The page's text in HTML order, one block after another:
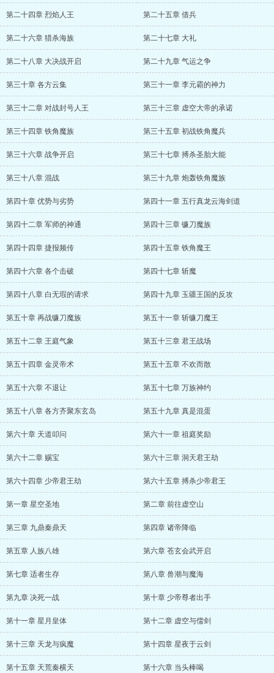
第二十四章 烈焰人王 第二十五章 借兵
第二十六章 猎杀海族 第二十七章 大礼
第二十八章 大决战开启 第二十九章 气运之争
第三十章 各方云集 第三十一章 李元霸的神力
第三十二章 对战封号人王 第三十三章 虚空大帝的承诺
第三十四章 铁角魔族 第三十五章 初战铁角魔兵
第三十六章 战争开启 第三十七章 搏杀圣胎大能
第三十八章 混战 第三十九章 炮轰铁角魔族
第四十章 优势与劣势 第四十一章 五行真龙云海剑道
第四十二章 军师的神通 第四十三章 镰刀魔族
第四十四章 捷报频传 第四十五章 铁角魔王
第四十六章 各个击破 第四十七章 斩魔
第四十八章 白无瑕的请求 第四十九章 玉疆王国的反攻
第五十章 再战镰刀魔族 第五十一章 斩镰刀魔王
第五十二章 王庭气象 第五十三章 君王战场
第五十四章 金灵帝术 第五十五章 不欢而散
第五十六章 不退让 第五十七章 万族神约
第五十八章 各方齐聚东玄岛 第五十九章 真是混蛋
第六十章 天道叩问 第六十一章 祖庭奖励
第六十二章 赐宝 第六十三章 洞天君王劫
第六十四章 少帝君王劫 第六十五章 搏杀少帝君王
第一章 星空圣地 第二章 前往虚空山
第三章 九鼎秦鼎天 第四章 诸帝降临
第五章 人族八雄 第六章 苍玄会武开启
第七章 适者生存 第八章 兽潮与魔海
第九章 决死一战 第十章 少帝尊者出手
第十一章 星月皇体 第十二章 虚空与儒剑
第十三章 天龙与疯魔 第十四章 星夜于云剑
第十五章 天荒秦横天 第十六章 当头棒喝